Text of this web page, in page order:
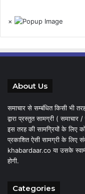
×
About Us
समाचार से सम्बंधित किसी भी
द्वारा प्रस्तुत सामग्री (
इस तरह की सामग्रियों के लिए
प्रकाशित ऐसी सामग्री के लिए
khabardaar.co या उसके
होगी.
Categories